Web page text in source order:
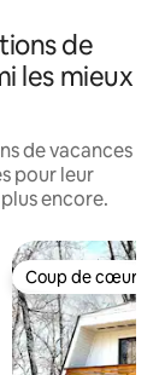
de
les mieux
de vacances
pour leur
encore.
Coup de cœur
Coup de cœur